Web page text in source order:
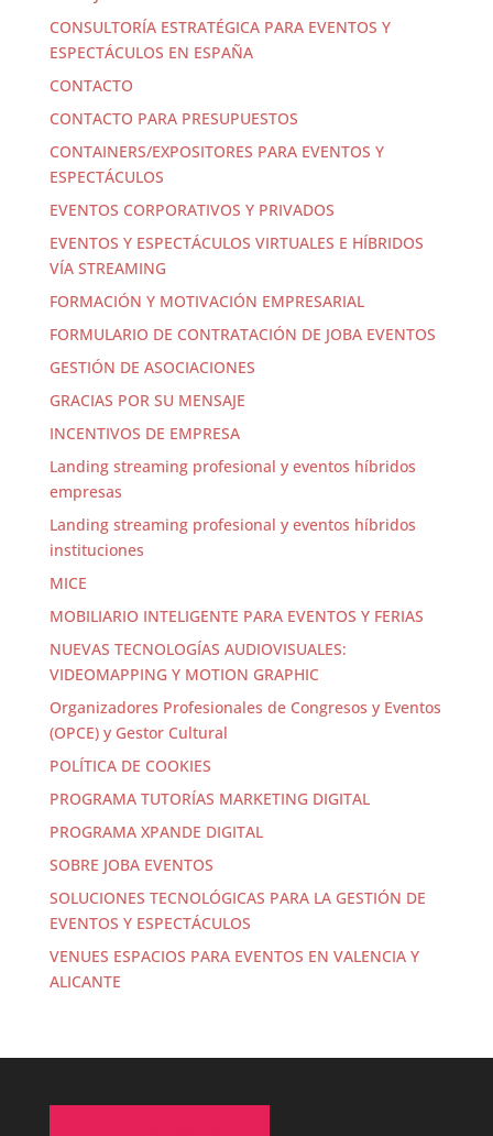
CONSULTORÍA ESTRATÉGICA PARA EVENTOS Y
ESPECTÁCULOS EN ESPAÑA
CONTACTO
CONTACTO PARA PRESUPUESTOS
CONTAINERS/EXPOSITORES PARA EVENTOS Y
ESPECTÁCULOS
EVENTOS CORPORATIVOS Y PRIVADOS
EVENTOS Y ESPECTÁCULOS VIRTUALES E HÍBRIDOS
VÍA STREAMING
FORMACIÓN Y MOTIVACIÓN EMPRESARIAL
FORMULARIO DE CONTRATACIÓN DE JOBA EVENTOS
GESTIÓN DE ASOCIACIONES
GRACIAS POR SU MENSAJE
INCENTIVOS DE EMPRESA
Landing streaming profesional y eventos híbridos
empresas
Landing streaming profesional y eventos híbridos
instituciones
MICE
MOBILIARIO INTELIGENTE PARA EVENTOS Y FERIAS
NUEVAS TECNOLOGÍAS AUDIOVISUALES:
VIDEOMAPPING Y MOTION GRAPHIC
Organizadores Profesionales de Congresos y Eventos
(OPCE) y Gestor Cultural
POLÍTICA DE COOKIES
PROGRAMA TUTORÍAS MARKETING DIGITAL
PROGRAMA XPANDE DIGITAL
SOBRE JOBA EVENTOS
SOLUCIONES TECNOLÓGICAS PARA LA GESTIÓN DE
EVENTOS Y ESPECTÁCULOS
VENUES ESPACIOS PARA EVENTOS EN VALENCIA Y
ALICANTE